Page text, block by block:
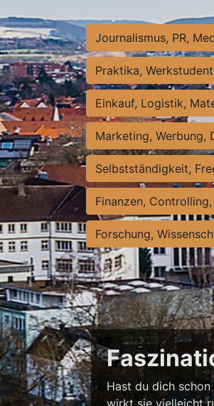
Journalismus, PR,
Praktika,
Einkauf, Logistik,
Marketing, Werbung,
Selbstständigkeit,
Finanzen,
Forschung,
Hast du dich